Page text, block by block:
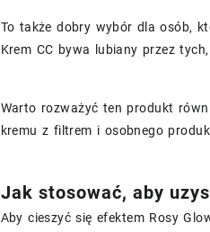
To także dobry wybór dla osób,
Krem CC bywa lubiany przez
Warto rozważyć ten produkt
kremu z filtrem i osobnego
Jak stosować, aby
Aby cieszyć się efektem Rosy